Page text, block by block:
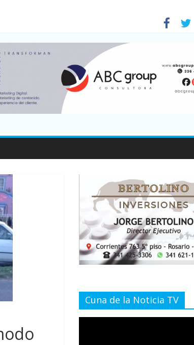
de personas viajaron por el país, un 5,9% más
Cuna de la Noticia TV